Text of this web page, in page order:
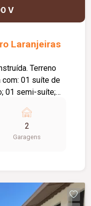
V
Laranjeiras
Terreno
01 semi-suíte;
rodapé
Deca; Gás
com box e ducha
Muros com
2
Garagens